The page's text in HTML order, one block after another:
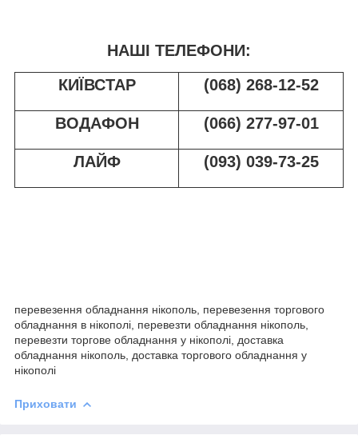
НАШІ ТЕЛЕФОНИ:
КИЇВСТАР
(068) 268-12-52
ВОДАФОН (066) 277-97-01
ЛАЙФ (093) 039-73-25
перевезення обладнання нікополь, перевезення торгового
обладнання в нікополі, перевезти обладнання нікополь,
перевезти торгове обладнання у нікополі, доставка
обладнання нікополь, доставка торгового обладнання у
нікополі
Приховати